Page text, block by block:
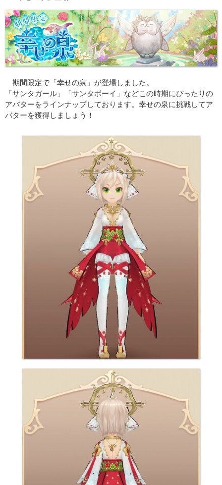
期間限定で「幸せの泉」が登場しました。
「サンタガール」「サンタボーイ」などこの時期にぴったりの
アバターをラインナップしております。幸せの泉に挑戦してア
バターを獲得しましょう！